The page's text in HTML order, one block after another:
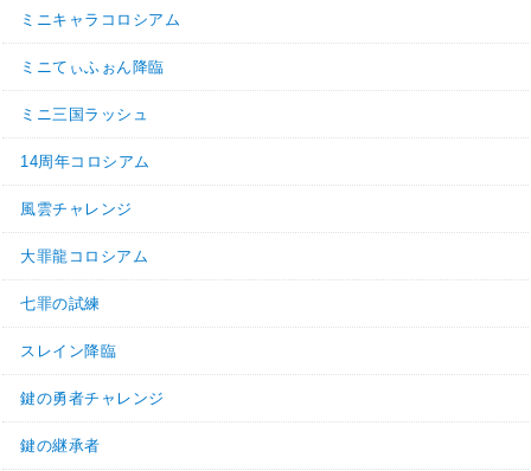
ミニキャラコロシアム
ミニてぃふぉん降臨
ミニ三国ラッシュ
14周年コロシアム
風雲チャレンジ
大罪龍コロシアム
七罪の試練
スレイン降臨
鍵の勇者チャレンジ
鍵の継承者